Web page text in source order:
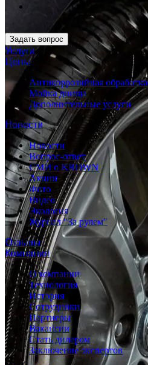
Задать вопрос
Услуги
Цены
Антикоррозийная обработка
Мойка днища
Дополнительные услуги
Новости
Новости
Вопрос-ответ
СМИ о KROWN
Акции
Фото
Видео
Экология
Журнал "За рулем"
Отзывы
Компания
О компании
Технология
История
Сотрудники
Партнеры
Вакансии
Стать дилером
Заключение экспертов